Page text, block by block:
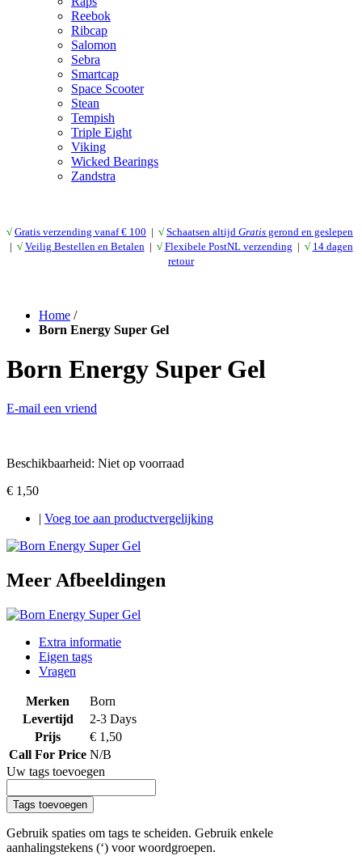
Reebok
Ribcap
Salomon
Sebra
Smartcap
Space Scooter
Stean
Tempish
Triple Eight
Viking
Wicked Bearings
Zandstra
√ Gratis verzending vanaf € 100 | √ Schaatsen altijd Gratis gerond en geslepen
| √ Veilig Bestellen en Betalen | √ Flexibele PostNL verzending | √ 14 dagen
retour
Home /
Born Energy Super Gel
Born Energy Super Gel
E-mail een vriend
Beschikbaarheid: Niet op voorraad
€ 1,50
Voeg toe aan productvergelijking
Meer Afbeeldingen
Extra informatie
Eigen tags
Vragen
Merken
Born
Levertijd
2-3 Days
Prijs
€ 1,50
Call For Price N/B
Uw tags toevoegen
Tags toevoegen
Gebruik spaties om tags te scheiden. Gebruik enkele
aanhalingstekens (‘) voor woordgroepen.